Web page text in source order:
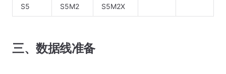
S5
S5M2
S5M2X
三、数据线准备